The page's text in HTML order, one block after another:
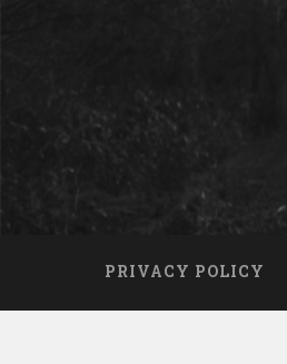
PRIVACY POLICY